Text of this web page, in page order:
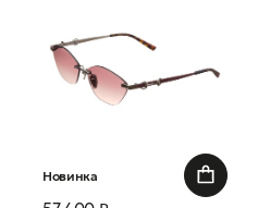
Новинка